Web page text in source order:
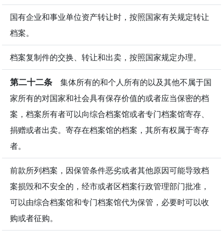
国有企业和事业单位资产转让时，按照国家有关规定转让
档案。
档案复制件的交换、转让和出卖，按照国家规定办理。
第二十二条 集体所有的和个人所有的以及其他不属于国
家所有的对国家和社会具有保存价值的或者应当保密的档
案，档案所有者可以向综合档案馆或者专门档案馆寄存、
捐赠或者出卖。寄存在档案馆的档案，其所有权属于寄存
者。
前款所列档案，因保管条件恶劣或者其他原因可能导致档
案损毁和不安全的，经市或者区档案行政管理部门批准，
可以由综合档案馆和专门档案馆代为保管，必要时可以收
购或者征购。